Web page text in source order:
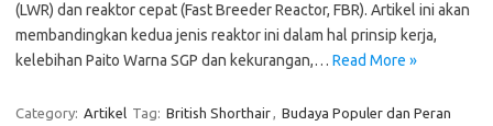
(LWR) dan reaktor cepat (Fast Breeder Reactor, FBR). Artikel ini akan
membandingkan kedua jenis reaktor ini dalam hal prinsip kerja,
kelebihan Paito Warna SGP dan kekurangan,… Read More »
Category: Artikel Tag: British Shorthair, Budaya Populer dan Peran